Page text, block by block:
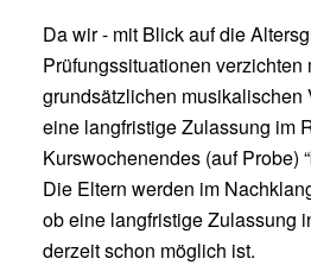
Da wir - mit Blick auf die
Prüfungssituationen
grundsätzlichen musikalischen
eine langfristige Zulassung im
Kurswochenendes (auf Probe)
Die Eltern werden im
ob eine langfristige Zulassung
derzeit schon möglich ist.